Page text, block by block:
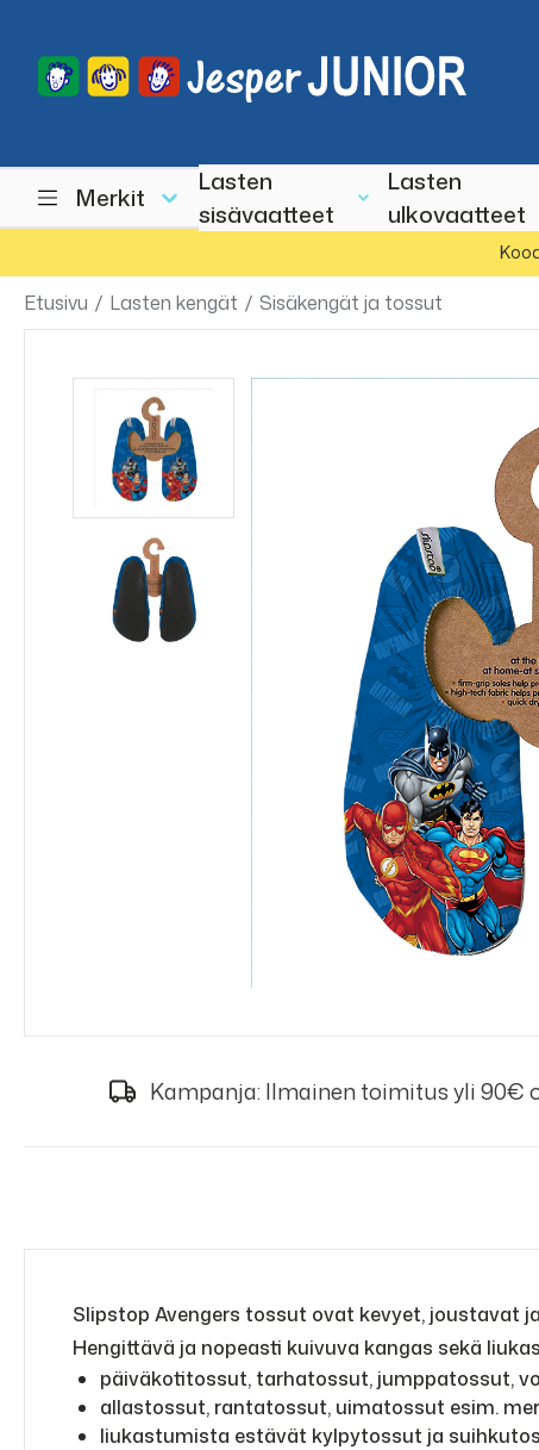
Merkit
Lasten
sisävaatteet
Lasten
ulkovaatteet
Etusivu / Lasten kengät / Sisäkengät ja tossut
Kampanja: Ilmainen toimitus yli 90€
Slipstop Avengers tossut ovat kevyet, joustavat
Hengittävä ja nopeasti kuivuva kangas sekä
päiväkotitossut, tarhatossut, jumppatossut,
allastossut, rantatossut, uimatossut esim.
liukastumista estävät kylpytossut ja